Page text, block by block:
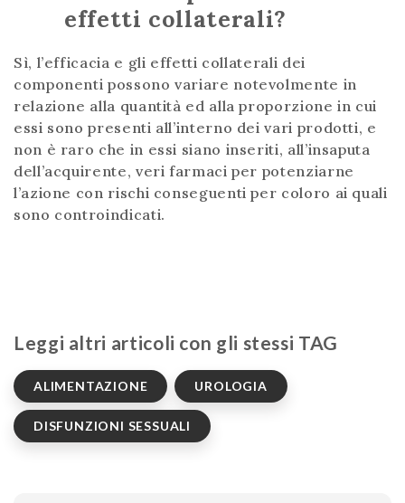
effetti collaterali?
Sì, l’efficacia e gli effetti collaterali dei
componenti possono variare notevolmente in
relazione alla quantità ed alla proporzione in cui
essi sono presenti all’interno dei vari prodotti, e
non è raro che in essi siano inseriti, all’insaputa
dell’acquirente, veri farmaci per potenziarne
l’azione con rischi conseguenti per coloro ai quali
sono controindicati.
Leggi altri articoli con gli stessi TAG
ALIMENTAZIONE UROLOGIA
DISFUNZIONI SESSUALI